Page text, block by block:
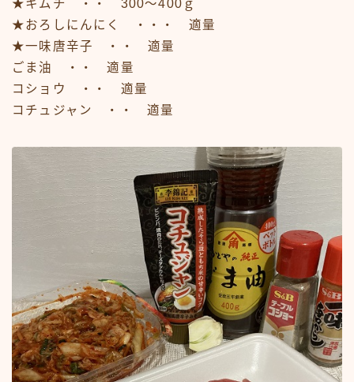
★キムチ ・・ 300～400ｇ
★おろしにんにく ・・・ 適量
★一味唐辛子 ・・ 適量
ごま油 ・・ 適量
コショウ ・・ 適量
コチュジャン ・・ 適量